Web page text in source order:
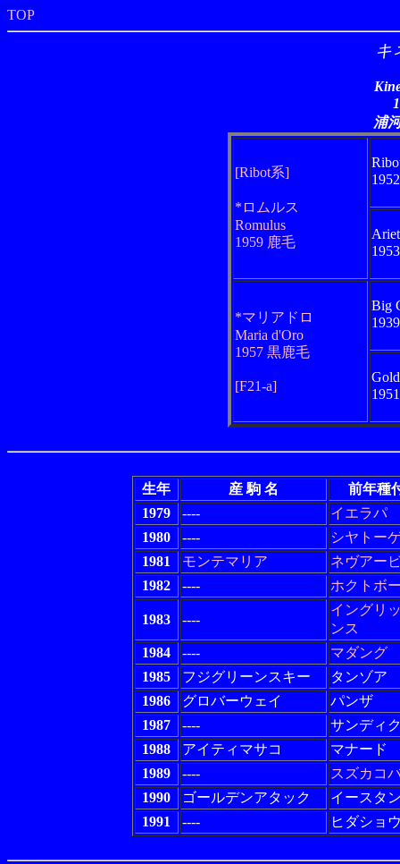
TOP
キ
浦
[Ribot系]
*ロムルス
Romulus
1959 鹿毛
*マリアドロ
Maria d'Oro
1957 黒鹿毛
[F21-a]
Big
生年 産 駒 名
前年種
1979
----
イエラパ
1980
----
シヤトー
1981
モンテマリア
ネヴアー
1982
---- ホクトボ
1983 ----
イングリ
ンス
1984
----
マダング
1985
フジグリーンスキー
タンゾア
1986
グロバーウェイ
パンザ
1987
----
サンディ
1988
アイティマサコ
マナード
1989
----
スズカコ
1990
ゴールデンアタック
イースタ
1991
---- ヒダショ